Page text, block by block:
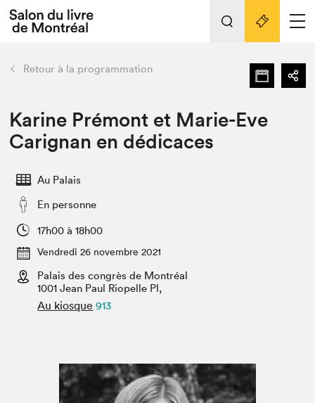
Espace médias
Espace exposant⋅e⋅s
Tout sur l'édition 2022
Actualités
Club de lecture Braindate
retour Nos activités
Édition 2022
Planifier sa visite
Nous connaître
Projets partenaires 2022
Archives
Liens pratiques
Retour à la programmation
Karine Prémont et Marie-Eve
Carignan en dédicaces
Au Palais
En personne
17h00 à 18h00
Vendredi 26 novembre 2021
Palais des congrès de Montréal
1001 Jean Paul Riopelle Pl,
Au kiosque 913